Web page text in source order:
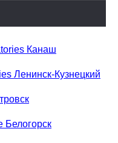
Канаш
Ленинск-Кузнецкий
Белогорск